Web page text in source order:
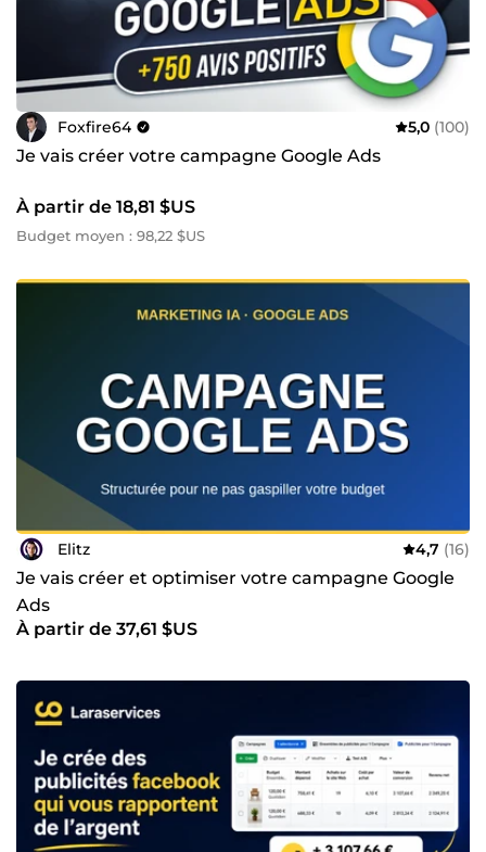
Foxfire64 5,0 (100)
Je vais créer votre campagne Google Ads
À partir de 18,81 $US
Budget moyen : 98,22 $US
Elitz 4,7 (16)
Je vais créer et optimiser votre campagne Google
Ads
À partir de 37,61 $US